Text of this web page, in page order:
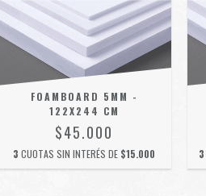
FOAMBOARD 5MM -
122X244 CM
$45.000
3 CUOTAS SIN INTERÉS DE $15.000 3